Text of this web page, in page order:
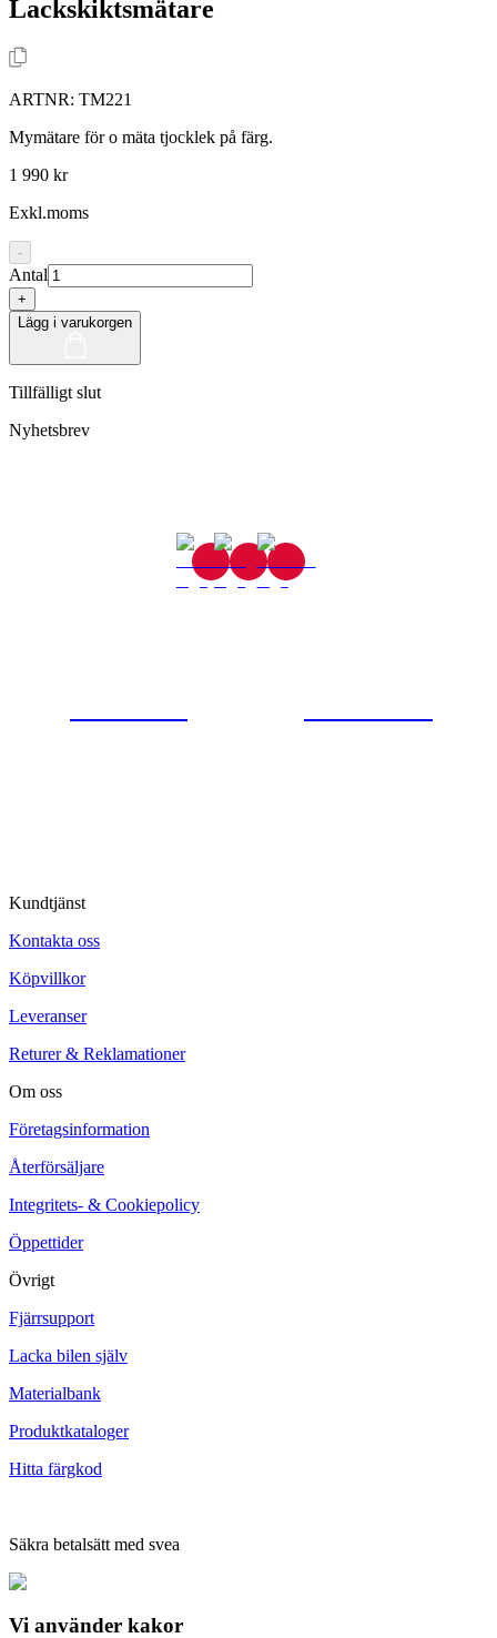
Lackskiktsmätare
ARTNR: TM221
Mymätare för o mäta tjocklek på färg.
1 990 kr
Exkl.moms
-
Antal
+
Lägg i varukorgen
Tillfälligt slut
Nyhetsbrev
Kundtjänst
Kontakta oss
Köpvillkor
Leveranser
Returer & Reklamationer
Om oss
Företagsinformation
Återförsäljare
Integritets- & Cookiepolicy
Öppettider
Övrigt
Fjärrsupport
Lacka bilen själv
Materialbank
Produktkataloger
Hitta färgkod
Säkra betalsätt med svea
Vi använder kakor